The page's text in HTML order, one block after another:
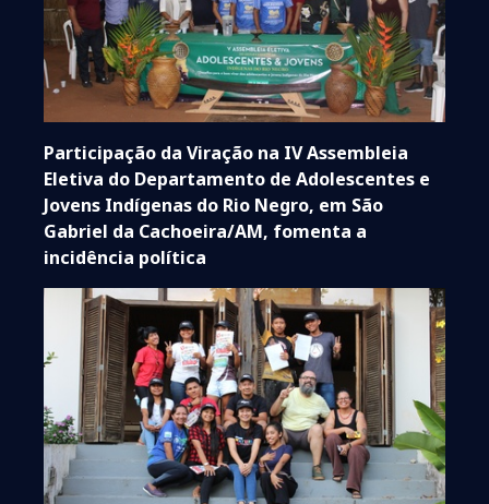
Participação da Viração na IV Assembleia
Eletiva do Departamento de Adolescentes e
Jovens Indígenas do Rio Negro, em São
Gabriel da Cachoeira/AM, fomenta a
incidência política